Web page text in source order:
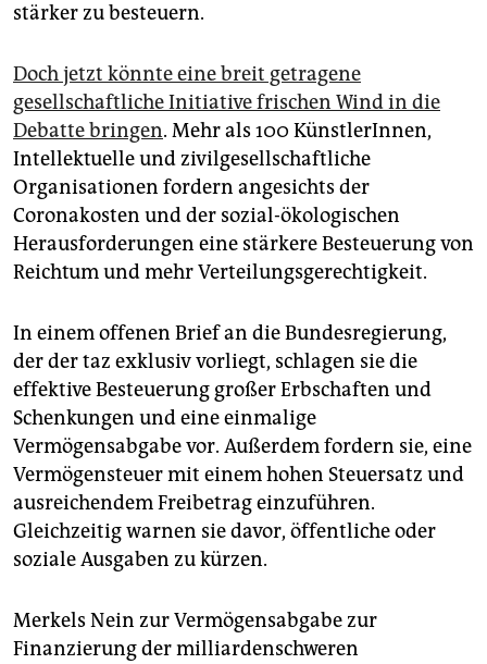
stärker zu besteuern.
Doch jetzt könnte eine breit getragene
gesellschaftliche Initiative frischen Wind in die
Debatte bringen. Mehr als 100 KünstlerInnen,
Intellektuelle und zivilgesellschaftliche
Organisationen fordern angesichts der
Coronakosten und der sozial-ökologischen
Herausforderungen eine stärkere Besteuerung von
Reichtum und mehr Verteilungsgerechtigkeit.
In einem offenen Brief an die Bundesregierung,
der der taz exklusiv vorliegt, schlagen sie die
effektive Besteuerung großer Erbschaften und
Schenkungen und eine einmalige
Vermögensabgabe vor. Außerdem fordern sie, eine
Vermögensteuer mit einem hohen Steuersatz und
ausreichendem Freibetrag einzuführen.
Gleichzeitig warnen sie davor, öffentliche oder
soziale Ausgaben zu kürzen.
Merkels Nein zur Vermögensabgabe zur
Finanzierung der milliardenschweren